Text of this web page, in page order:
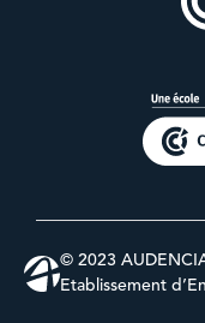
© 2023
Etablissement